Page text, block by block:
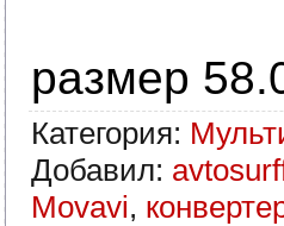
размер
Категория:
Добавил:
Movavi,